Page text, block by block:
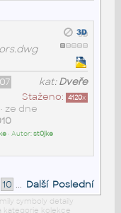
kat:Dveře
Staženo: 4120x
ze dne
• Autor:st0jke
10 ... Další Poslední
symboly detaily
kategorie kolekce